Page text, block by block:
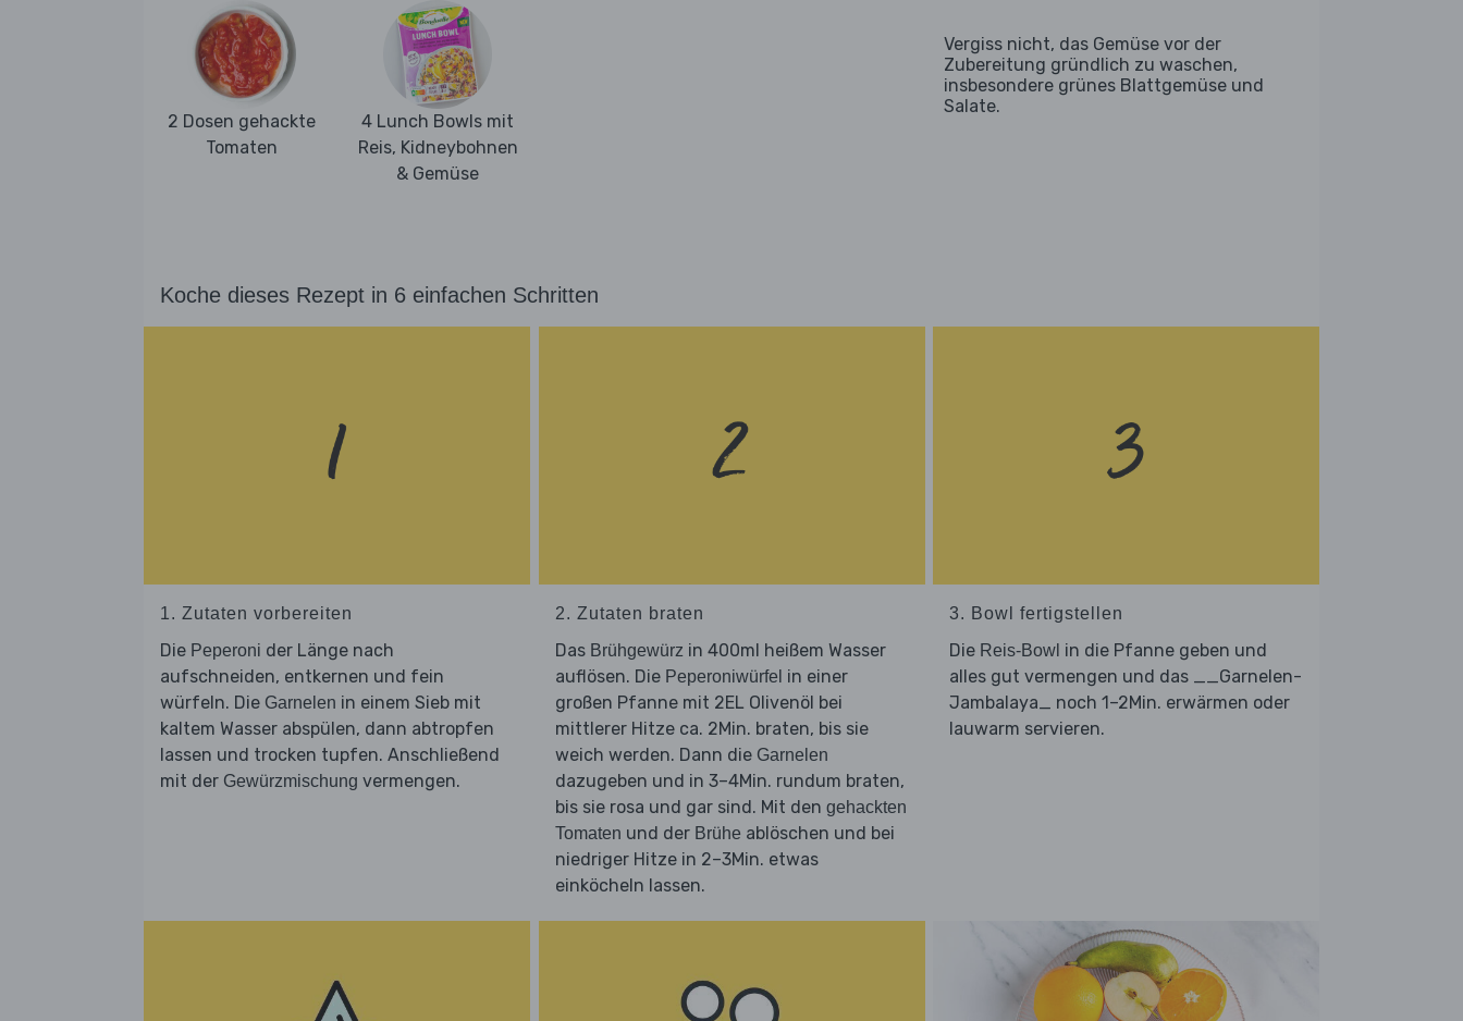
2 Dosen gehackte
Tomaten
4 Lunch Bowls mit
Reis, Kidneybohnen
& Gemüse
Vergiss nicht, das Gemüse vor der
Zubereitung gründlich zu waschen,
insbesondere grünes Blattgemüse und
Salate.
Koche dieses Rezept in 6 einfachen Schritten
1. Zutaten vorbereiten
Die Peperoni der Länge nach
aufschneiden, entkernen und fein
würfeln. Die Garnelen in einem Sieb mit
kaltem Wasser abspülen, dann abtropfen
lassen und trocken tupfen. Anschließend
mit der Gewürzmischung vermengen.
2. Zutaten braten
Das Brühgewürzin 400ml heißem Wasser
auflösen. Die Peperoniwürfel in einer
großen Pfanne mit 2EL Olivenöl bei
mittlerer Hitze ca. 2Min. braten, bis sie
weich werden. Dann die Garnelen
dazugeben und in 3–4Min. rundum braten,
bis sie rosa und gar sind. Mit den gehackten
Tomaten und der Brühe ablöschen und bei
niedriger Hitze in 2–3Min. etwas
einköcheln lassen.
3. Bowl fertigstellen
Die Reis-Bowl in die Pfanne geben und
alles gut vermengen und das __Garnelen-
Jambalaya_ noch 1–2Min. erwärmen oder
lauwarm servieren.